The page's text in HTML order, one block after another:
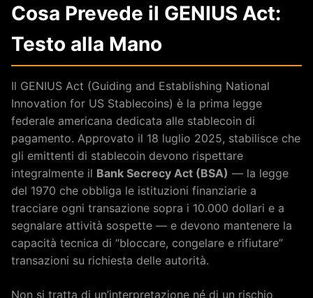
Cosa Prevede il GENIUS Act:
Testo alla Mano
Il GENIUS Act (Guiding and Establishing National
Innovation for US Stablecoins) è la prima legge
federale americana dedicata alle stablecoin di
pagamento. Approvato il 18 luglio 2025, stabilisce che
gli emittenti di stablecoin devono rispettare
integralmente il Bank Secrecy Act (BSA) — la legge
del 1970 che obbliga le istituzioni finanziarie a
tracciare ogni transazione sopra i 10.000 dollari e a
segnalare attività sospette — e devono mantenere la
capacità tecnica di “bloccare, congelare e rifiutare”
transazioni su richiesta delle autorità.
Non si tratta di un’interpretazione né di un rischio